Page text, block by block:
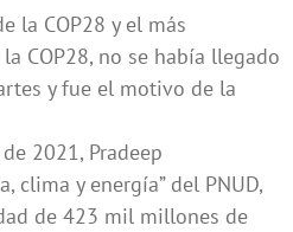
la COP28 y el más
COP28, no se había llegado
y fue el motivo de la
2021, Pradeep
clima y energía” del PNUD,
de 423 mil millones de